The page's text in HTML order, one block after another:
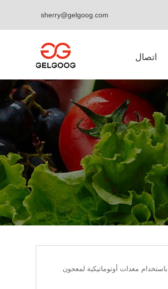
sherry@gelgoog.com
اتصال
معدات أوتوماتيكية لمعجون